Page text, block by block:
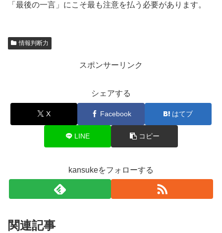
「最後の一言」にこそ最も注意を払う必要があります。
情報判断力
スポンサーリンク
シェアする
X Facebook はてブ
LINE コピー
kansukeをフォローする
関連記事